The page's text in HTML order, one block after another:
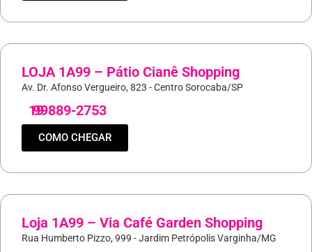
LOJA 1A99 – Pátio Cianê Shopping
Av. Dr. Afonso Vergueiro, 823 - Centro Sorocaba/SP
19
99889-2753
COMO CHEGAR
Loja 1A99 – Via Café Garden Shopping
Rua Humberto Pizzo, 999 - Jardim Petrópolis Varginha/MG